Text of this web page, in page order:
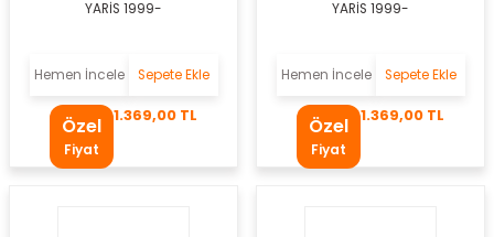
Yağ Filtresi
YARİS 1999-
Hemen İncele Sepete Ekle
Özel
Fiyat
1.369,00 TL
YARİS 1999-
Hemen İncele Sepete Ekle
Özel
Fiyat
1.369,00 TL